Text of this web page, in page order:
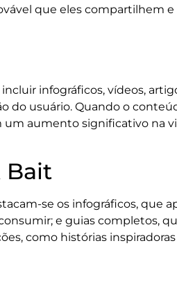
que eles compartilhem
infográficos, vídeos,
do usuário. Quando o
um aumento significativo na
Bait
se os infográficos, que
e guias completos,
como histórias